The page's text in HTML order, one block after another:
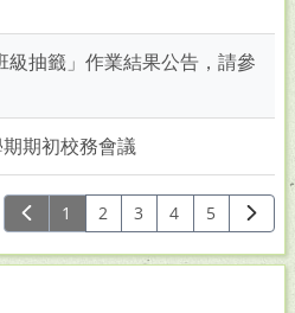
級抽籤」作業結果公告，請參
期初校務會議
1 2 3 4 5